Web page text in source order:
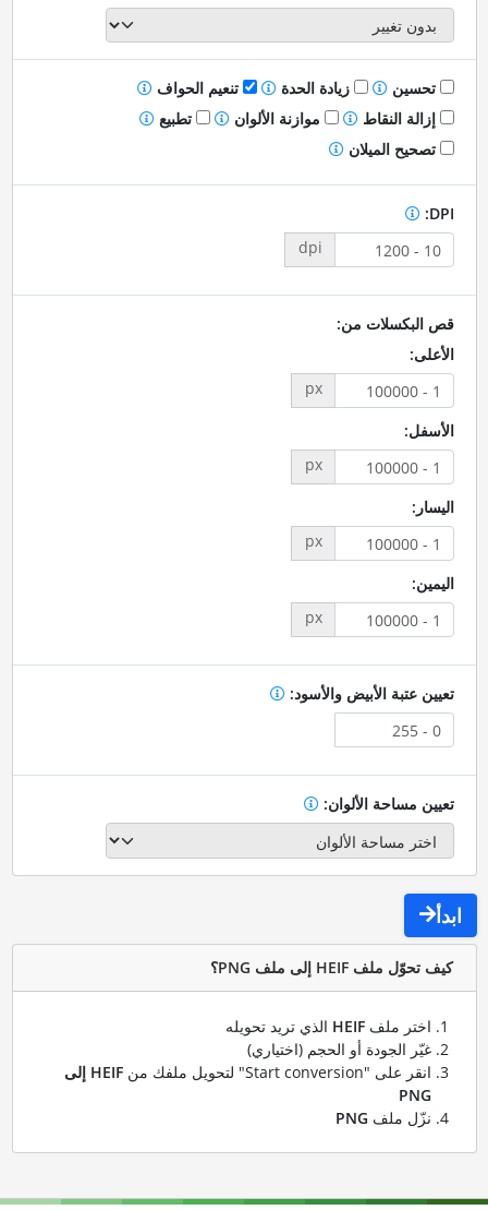
تحسين زيادة الحدة
تنعيم الحواف
إزالة النقاط
موازنة الألوان
تطبيع
تصحيح الميلان
DPI:
dpi
قص البكسلات من:
الأعلى:
px
الأسفل:
px
اليسار:
px
اليمين:
px
تعيين عتبة الأبيض والأسود:
تعيين مساحة الألوان:
ابدأ
كيف تحوّل ملف HEIF إلى ملف PNG؟
اختر ملف HEIFالذي تريد تحويله
غيّر الجودة أو الحجم (اختياري)
انقر على "Start conversion" لتحويل ملفك من
HEIF إلى
PNG
نزّل ملف PNG